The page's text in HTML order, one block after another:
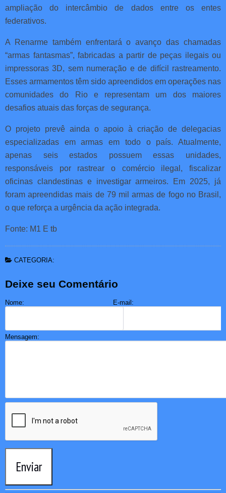
ampliação do intercâmbio de dados entre os entes
federativos.
A Renarme também enfrentará o avanço das chamadas
“armas fantasmas”, fabricadas a partir de peças ilegais ou
impressoras 3D, sem numeração e de difícil rastreamento.
Esses armamentos têm sido apreendidos em operações nas
comunidades do Rio e representam um dos maiores
desafios atuais das forças de segurança.
O projeto prevê ainda o apoio à criação de delegacias
especializadas em armas em todo o país. Atualmente,
apenas seis estados possuem essas unidades,
responsáveis por rastrear o comércio ilegal, fiscalizar
oficinas clandestinas e investigar armeiros. Em 2025, já
foram apreendidas mais de 79 mil armas de fogo no Brasil,
o que reforça a urgência da ação integrada.
Fonte: M1 E tb
CATEGORIA:
Deixe seu Comentário
Nome: E-mail:
Mensagem:
Enviar